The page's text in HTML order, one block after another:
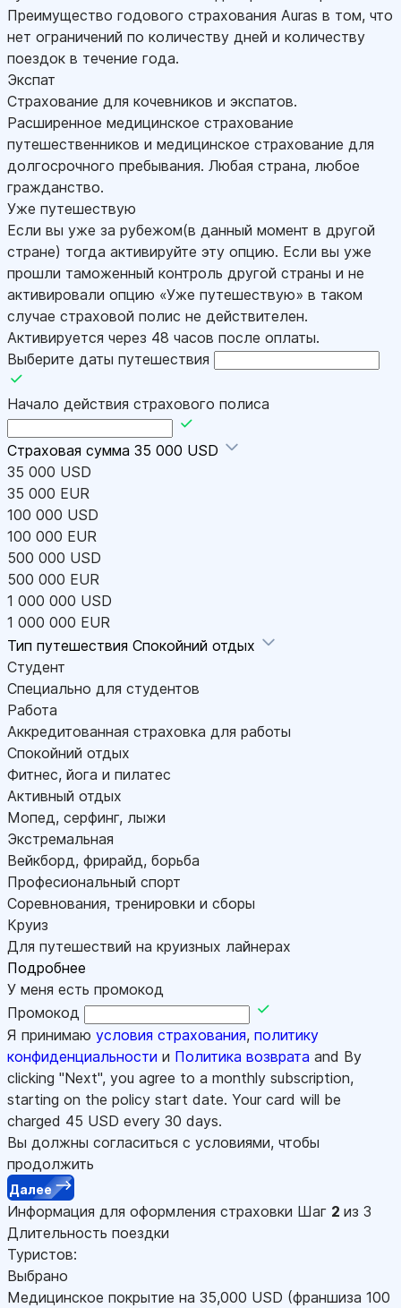
Преимущество годового страхования Auras в том, что
нет ограничений по количеству дней и количеству
поездок в течение года.
Экспат
Страхование для кочевников и экспатов.
Расширенное медицинское страхование
путешественников и медицинское страхование для
долгосрочного пребывания. Любая страна, любое
гражданство.
Уже путешествую
Если вы уже за рубежом(в данный момент в другой
стране) тогда активируйте эту опцию. Если вы уже
прошли таможенный контроль другой страны и не
активировали опцию «Уже путешествую» в таком
случае страховой полис не действителен.
Активируется через 48 часов после оплаты.
Выберите даты путешествия
Начало действия страхового полиса
Страховая сумма 35 000 USD
35 000 USD
35 000 EUR
100 000 USD
100 000 EUR
500 000 USD
500 000 EUR
1 000 000 USD
1 000 000 EUR
Тип путешествия Спокойний отдых
Студент
Специально для студентов
Работа
Аккредитованная страховка для работы
Спокойний отдых
Фитнес, йога и пилатес
Активный отдых
Мопед, серфинг, лыжи
Экстремальная
Вейкборд, фрирайд, борьба
Професиональный спорт
Соревнования, тренировки и сборы
Круиз
Для путешествий на круизных лайнерах
Подробнее
У меня есть промокод
Промокод
Я принимаю условия страхования, политику
конфиденциальности и Политика возврата and By
clicking "Next", you agree to a monthly subscription,
starting on the policy start date. Your card will be
charged 45 USD every 30 days.
Вы должны согласиться с условиями, чтобы
продолжить
Далее
Информация для оформления страховки Шаг 2 из 3
Длительность поездки
Туристов:
Выбрано
Медицинское покрытие на 35,000 USD (франшиза 100